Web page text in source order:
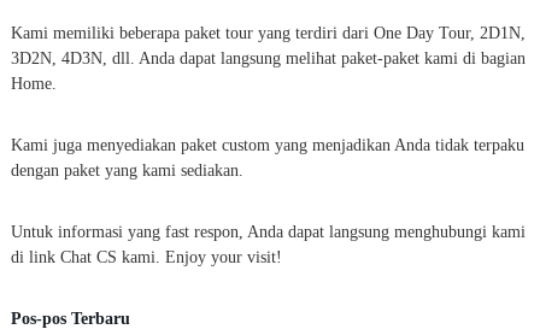
Kami memiliki beberapa paket tour yang terdiri dari One Day Tour, 2D1N,
3D2N, 4D3N, dll. Anda dapat langsung melihat paket-paket kami di bagian
Home.
Kami juga menyediakan paket custom yang menjadikan Anda tidak terpaku
dengan paket yang kami sediakan.
Untuk informasi yang fast respon, Anda dapat langsung menghubungi kami
di link Chat CS kami. Enjoy your visit!
Pos-pos Terbaru